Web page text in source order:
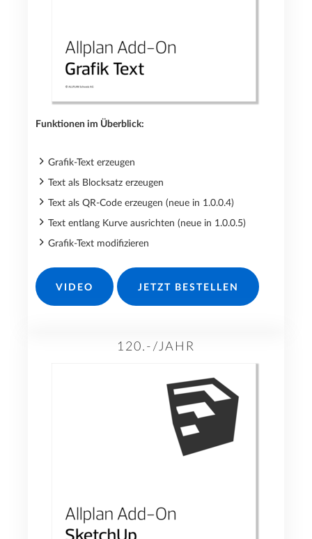
Funktionen im Überblick:
Grafik-Text erzeugen
Text als Blocksatz erzeugen
Text als QR-Code erzeugen (neue in 1.0.0.4)
Text entlang Kurve ausrichten (neue in 1.0.0.5)
Grafik-Text modifizieren
VIDEO JETZT BESTELLEN
120.-/JAHR